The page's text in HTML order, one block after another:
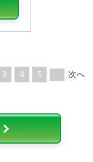
3 4 5 ... 次へ